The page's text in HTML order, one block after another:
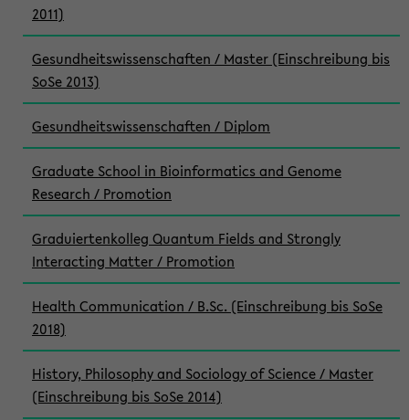
2011)
Gesundheitswissenschaften / Master (Einschreibung bis
SoSe 2013)
Gesundheitswissenschaften / Diplom
Graduate School in Bioinformatics and Genome
Research / Promotion
Graduiertenkolleg Quantum Fields and Strongly
Interacting Matter / Promotion
Health Communication / B.Sc. (Einschreibung bis SoSe
2018)
History, Philosophy and Sociology of Science / Master
(Einschreibung bis SoSe 2014)